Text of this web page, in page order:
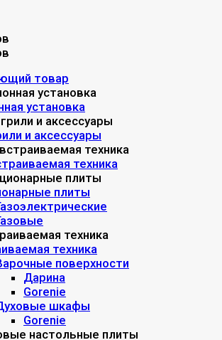
товар
установка
и аксессуары
техника
плиты
техника
поверхности
Дарина
Gorenie
шкафы
Gorenie